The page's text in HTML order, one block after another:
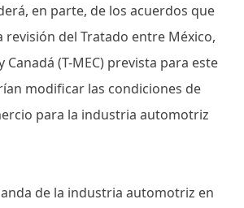
en parte, de los acuerdos que
revisión del Tratado entre México,
Canadá (T-MEC) prevista para este
modificar las condiciones de
para la industria automotriz
de la industria automotriz en